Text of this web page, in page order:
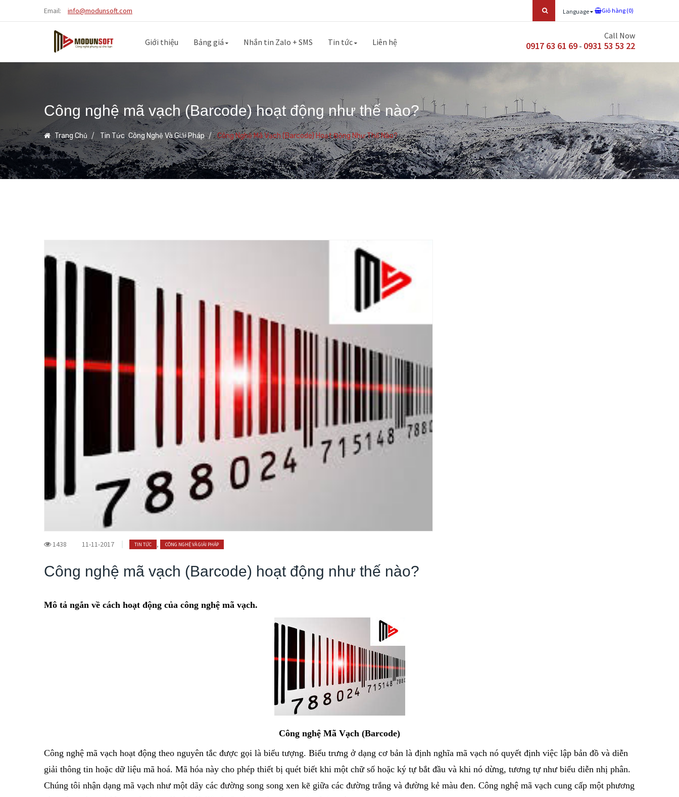
Email: info@modunsoft.com Language Giỏ hàng (0)
Giới thiệu Bảng giá Nhắn tin Zalo + SMS Tin tức Liên hệ
Call Now
0917 63 61 69 - 0931 53 53 22
Công nghệ mã vạch (Barcode) hoạt động như thế nào?
Trang Chủ Tin Tức,Công Nghệ Và Giải Pháp Công Nghệ Mã Vạch (Barcode) Hoạt Động Như Thế Nào?
1438 11-11-2017 TIN TỨC , CÔNG NGHỆ VÀ GIẢI PHÁP
Công nghệ mã vạch (Barcode) hoạt động như thế nào?
Mô tả ngắn về cách hoạt động của công nghệ mã vạch.
Công nghệ Mã Vạch (Barcode)
Công nghệ mã vạch hoạt động theo nguyên tắc được gọi là biểu tượng. Biểu trưng ở dạng cơ bản là định nghĩa mã vạch nó quyết định việc lập bản đồ và diễn
giải thông tin hoặc dữ liệu mã hoá. Mã hóa này cho phép thiết bị quét biết khi một chữ số hoặc ký tự bắt đầu và khi nó dừng, tương tự như biểu diễn nhị phân.
Chúng tôi nhận dạng mã vạch như một dãy các đường song song xen kẽ giữa các đường trắng và đường kẻ màu đen. Công nghệ mã vạch cung cấp một phương